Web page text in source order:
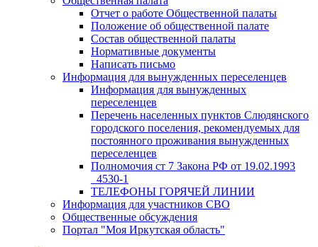
Отчет о работе Общественной палаты
Положение об общественной палате
Состав общественной палаты
Нормативные документы
Написать письмо
Информация для вынужденных переселенцев
Информация для вынужденных
переселенцев
Перечень населенных пунктов Слюдянского
городского поселения, рекомендуемых для
постоянного проживания вынужденных
переселенцев
Полномочия ст 7 Закона РФ от 19.02.1993
_4530-1
ТЕЛЕФОНЫ ГОРЯЧЕЙ ЛИНИИ
Информация для участников СВО
Общественные обсуждения
Портал "Моя Иркутская область"